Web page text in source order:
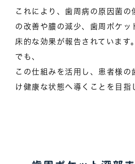
これにより、歯周病の原因菌の
の改善や膿の減少、歯周ポケッ
床的な効果が報告されています
でも、
この仕組みを活用し、患者様の
け健康な状態へ導くことを目指